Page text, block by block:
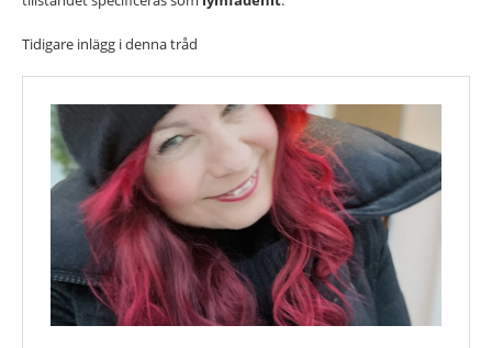
Tidigare inlägg i denna tråd